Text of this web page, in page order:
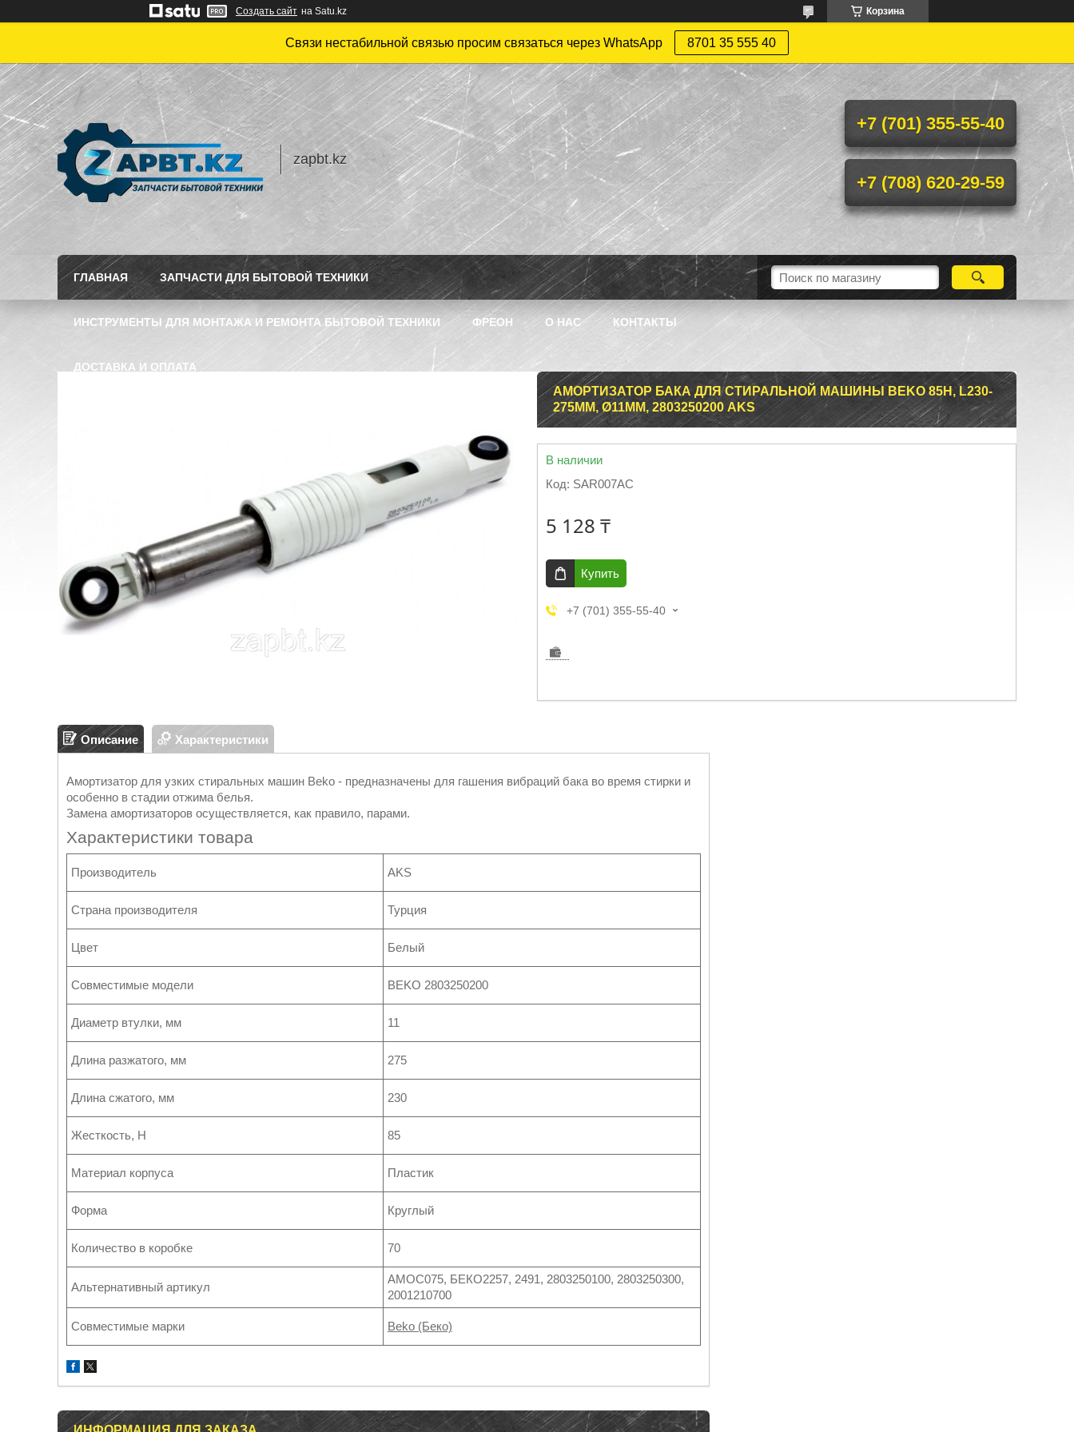
Создать сайт на Satu.kz Корзина
Связи нестабильной связью просим связаться через WhatsApp 8701 35 555 40
zapbt.kz
+7 (701) 355-55-40
+7 (708) 620-29-59
ГЛАВНАЯ ЗАПЧАСТИ ДЛЯ БЫТОВОЙ ТЕХНИКИ
ИНСТРУМЕНТЫ ДЛЯ МОНТАЖА И РЕМОНТА БЫТОВОЙ ТЕХНИКИ ФРЕОН О НАС КОНТАКТЫ
ДОСТАВКА И ОПЛАТА
АМОРТИЗАТОР БАКА ДЛЯ СТИРАЛЬНОЙ МАШИНЫ BEKO 85H, L230-
275ММ, Ø11ММ, 2803250200 AKS
В наличии
Код: SAR007AC
5 128 ₸
Купить
+7 (701) 355-55-40
Описание Характеристики
Амортизатор для узких стиральных машин Beko - предназначены для гашения вибраций бака во время стирки и
особенно в стадии отжима белья.
Замена амортизаторов осуществляется, как правило, парами.
Характеристики товара
Производитель AKS
Страна производителя Турция
Цвет Белый
Совместимые модели BEKO 2803250200
Диаметр втулки, мм 11
Длина разжатого, мм 275
Длина сжатого, мм 230
Жесткость, Н 85
Материал корпуса Пластик
Форма Круглый
Количество в коробке 70
Альтернативный артикул
АМОС075, БЕКО2257, 2491, 2803250100, 2803250300,
2001210700
Совместимые марки Beko (Беко)